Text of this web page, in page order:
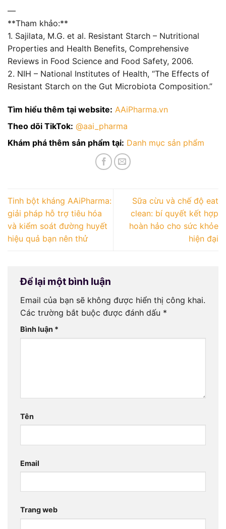
—
**Tham khảo:**
1. Sajilata, M.G. et al. Resistant Starch – Nutritional
Properties and Health Benefits, Comprehensive
Reviews in Food Science and Food Safety, 2006.
2. NIH – National Institutes of Health, “The Effects of
Resistant Starch on the Gut Microbiota Composition.”
Tìm hiểu thêm tại website: AAiPharma.vn
Theo dõi TikTok: @aai_pharma
Khám phá thêm sản phẩm tại: Danh mục sản phẩm
Tinh bột kháng AAiPharma:
giải pháp hỗ trợ tiêu hóa
và kiểm soát đường huyết
hiệu quả bạn nên thử
Sữa cừu và chế độ eat
clean: bí quyết kết hợp
hoàn hảo cho sức khỏe
hiện đại
Để lại một bình luận
Email của bạn sẽ không được hiển thị công khai.
Các trường bắt buộc được đánh dấu *
Bình luận *
Tên
Email
Trang web